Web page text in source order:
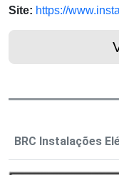
Site: https://
BRC Instalações